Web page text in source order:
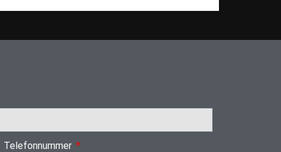
Telefonnummer